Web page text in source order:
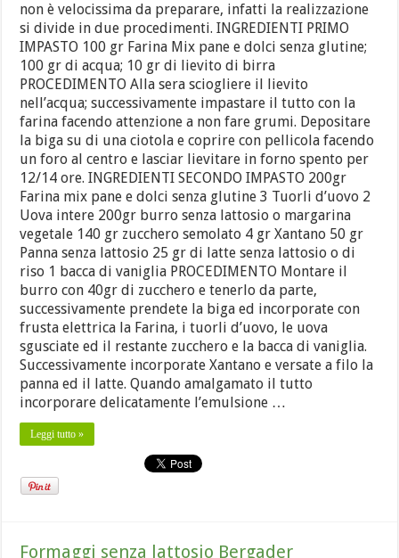
non è velocissima da preparare, infatti la realizzazione
si divide in due procedimenti. INGREDIENTI PRIMO
IMPASTO 100 gr Farina Mix pane e dolci senza glutine;
100 gr di acqua; 10 gr di lievito di birra
PROCEDIMENTO Alla sera sciogliere il lievito
nell’acqua; successivamente impastare il tutto con la
farina facendo attenzione a non fare grumi. Depositare
la biga su di una ciotola e coprire con pellicola facendo
un foro al centro e lasciar lievitare in forno spento per
12/14 ore. INGREDIENTI SECONDO IMPASTO 200gr
Farina mix pane e dolci senza glutine 3 Tuorli d’uovo 2
Uova intere 200gr burro senza lattosio o margarina
vegetale 140 gr zucchero semolato 4 gr Xantano 50 gr
Panna senza lattosio 25 gr di latte senza lattosio o di
riso 1 bacca di vaniglia PROCEDIMENTO Montare il
burro con 40gr di zucchero e tenerlo da parte,
successivamente prendete la biga ed incorporate con
frusta elettrica la Farina, i tuorli d’uovo, le uova
sgusciate ed il restante zucchero e la bacca di vaniglia.
Successivamente incorporate Xantano e versate a filo la
panna ed il latte. Quando amalgamato il tutto
incorporare delicatamente l’emulsione …
Leggi tutto »
Formaggi senza lattosio Bergader